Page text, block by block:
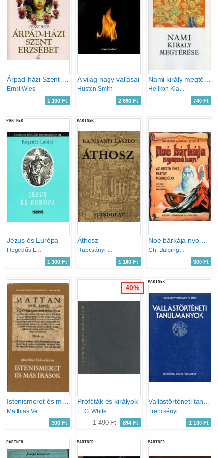
Árpád-házi Szent Erzsébet
Ernst Wies
1 190 Ft
A világ nagy vallásai
Huston Smith
2 690 Ft
Nami király megtérése
Helikon Kiadó
740 Ft
PARTNER
Jézus és Európa
Hegedűs Lóránt
1 100 Ft
PARTNER
Áthosz
Rapcsányi László
1 100 Ft
Noé bárkája nyomában
Ch. Balsinger. D.-Sellier
300 Ft
300 Ft
Próféták és királyok
E. G. White
1 490 Ft 894 Ft
40%
PARTNER
1 100 Ft
PARTNER PARTNER PARTNER